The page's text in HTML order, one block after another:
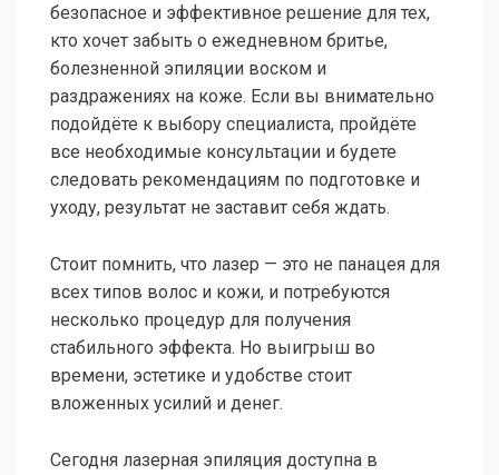
безопасное и эффективное решение для тех,
кто хочет забыть о ежедневном бритье,
болезненной эпиляции воском и
раздражениях на коже. Если вы внимательно
подойдёте к выбору специалиста, пройдёте
все необходимые консультации и будете
следовать рекомендациям по подготовке и
уходу, результат не заставит себя ждать.
Стоит помнить, что лазер — это не панацея для
всех типов волос и кожи, и потребуются
несколько процедур для получения
стабильного эффекта. Но выигрыш во
времени, эстетике и удобстве стоит
вложенных усилий и денег.
Сегодня лазерная эпиляция доступна в